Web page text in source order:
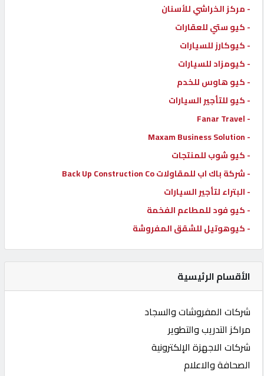
POWERED
QHOST
- مركز الخراشي للأسنان
- كيو ستي للعقارات
- كيوكارز للسيارات
- كيومزاد للسيارات
- كيو هاوس للخدم
- كيو للتأجير السيارات
- Fanar Travel
- Maxam Business Solution
- كيو شوب للمنتجات
- شركة باك اب للمقاولات Back Up Construction Co
- البتراء لتأجير السيارات
- كيو فود للمطاعم الفخمة
- كيوهوتيل للشقق المفروشة
الأقسام الرئيسية
شركات المفروشات والسجاد
مراكز التدريب والتطوير
شركات الاجهزة الإلكترونية
الصحافة والاعلام